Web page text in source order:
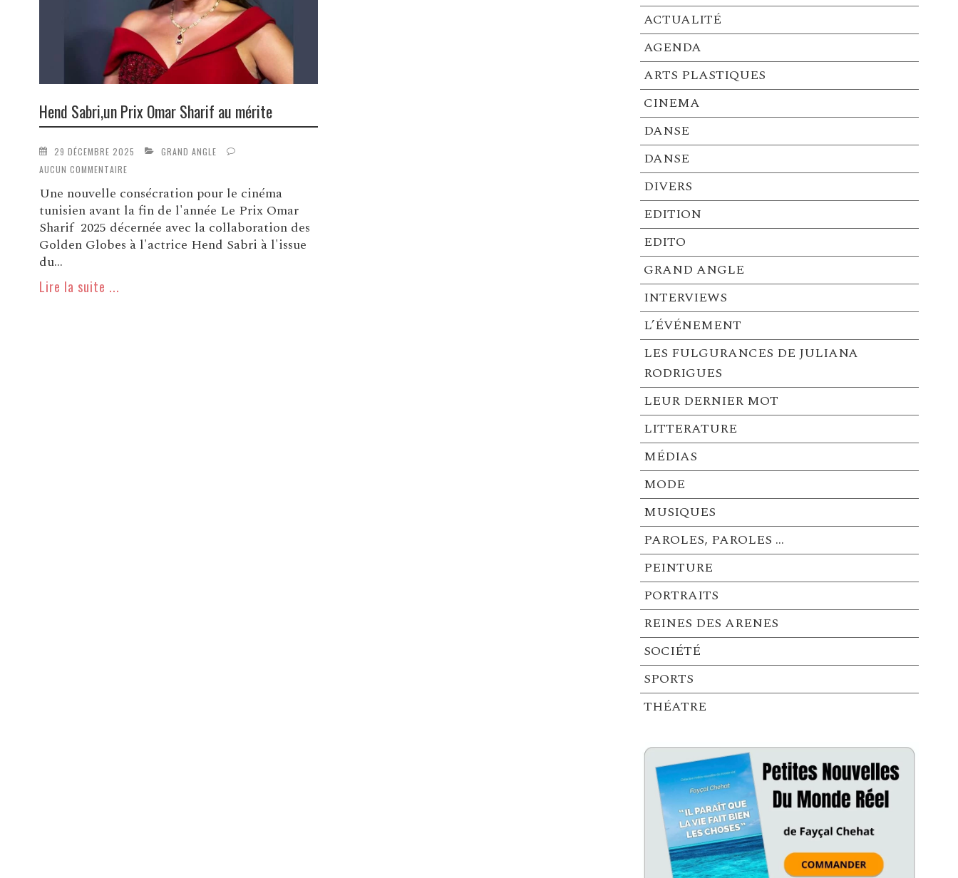
Hend Sabri,un Prix Omar Sharif au mérite
29 DÉCEMBRE 2025
GRAND ANGLE
AUCUN COMMENTAIRE
Une nouvelle consécration pour le cinéma
tunisien avant la fin de l'année Le Prix Omar
Sharif 2025 décernée avec la collaboration des
Golden Globes à l'actrice Hend Sabri à l'issue
du...
Lire la suite ...
ACTUALITÉ
AGENDA
ARTS PLASTIQUES
CINEMA
DANSE
DANSE
DIVERS
EDITION
EDITO
GRAND ANGLE
INTERVIEWS
L’ÉVÉNEMENT
LES FULGURANCES DE JULIANA
RODRIGUES
LEUR DERNIER MOT
LITTERATURE
MÉDIAS
MODE
MUSIQUES
PAROLES, PAROLES …
PEINTURE
PORTRAITS
REINES DES ARENES
SOCIÉTÉ
SPORTS
THÉATRE